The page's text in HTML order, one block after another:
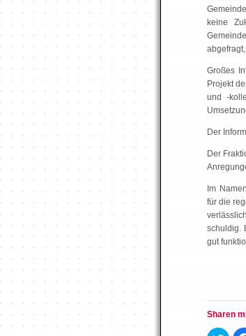
keine
Großes
Projekt
und -
Der
Der
Im
für die
schuldig.
gut
Sharen